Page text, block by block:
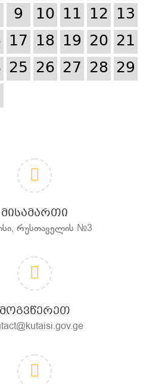
9 10 11 12 13
17 18 19 20 21
25 26 27 28 29
ᲛᲘᲡᲐᲛᲐᲠᲗᲘ
რუსთაველის №3
ᲛᲝᲒᲕᲬᲔᲠᲔᲗ